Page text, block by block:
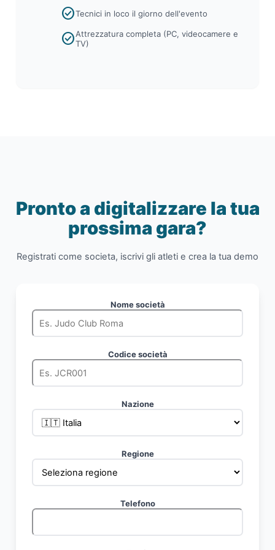
check_circleTecnici in loco il giorno dell'evento
check_circleAttrezzatura completa (PC, videocamere e
TV)
Pronto a digitalizzare la tua
prossima gara?
Registrati come societa, iscrivi gli atleti e crea la tua demo
Nome società
Codice società
Nazione
Regione
Telefono